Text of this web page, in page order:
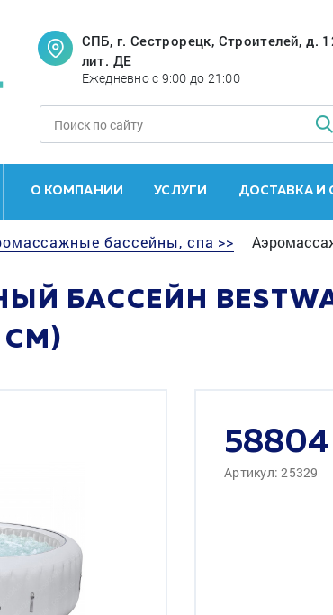
СПБ, г. Сестрорецк, Строителей, д.
лит. ДЕ
Ежедневно с 9:00 до 21:00
О КОМПАНИИ УСЛУГИ ДОСТАВКА И
бассейны, спа >>
БАССЕЙН
СМ)
58804
Артикул: 25329